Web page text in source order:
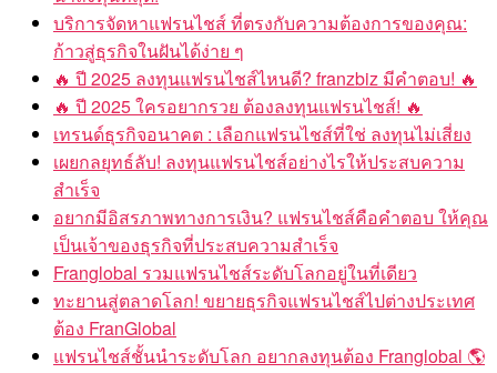
บริการจัดหาแฟรนไชส์ ที่ตรงกับความต้องการของคุณ:
ก้าวสู่ธุรกิจในฝันได้ง่าย ๆ
🔥 ปี 2025 ลงทุนแฟรนไชส์ไหนดี? franzbiz มีคำตอบ! 🔥
🔥 ปี 2025 ใครอยากรวย ต้องลงทุนแฟรนไชส์! 🔥
เทรนด์ธุรกิจอนาคต : เลือกแฟรนไชส์ที่ใช่ ลงทุนไม่เสี่ยง
เผยกลยุทธ์ลับ! ลงทุนแฟรนไชส์อย่างไรให้ประสบความ
สำเร็จ
อยากมีอิสรภาพทางการเงิน? แฟรนไชส์คือคำตอบ ให้คุณ
เป็นเจ้าของธุรกิจที่ประสบความสำเร็จ
Franglobal รวมแฟรนไชส์ระดับโลกอยู่ในที่เดียว
ทะยานสู่ตลาดโลก! ขยายธุรกิจแฟรนไชส์ไปต่างประเทศ
ต้อง FranGlobal
แฟรนไชส์ชั้นนำระดับโลก อยากลงทุนต้อง Franglobal 🌎